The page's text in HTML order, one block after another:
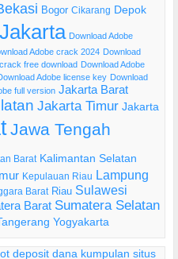
Bogor Cikarang Depok
Download Adobe
Adobe crack 2024 Download
free download Download Adobe
Adobe license key Download
full version Jakarta Barat
Jakarta Timur Jakarta
Jawa Tengah
Barat Kalimantan Selatan
Kepulauan Riau Lampung
Barat Riau Sulawesi
Barat Sumatera Selatan
Yogyakarta
deposit dana kumpulan situs